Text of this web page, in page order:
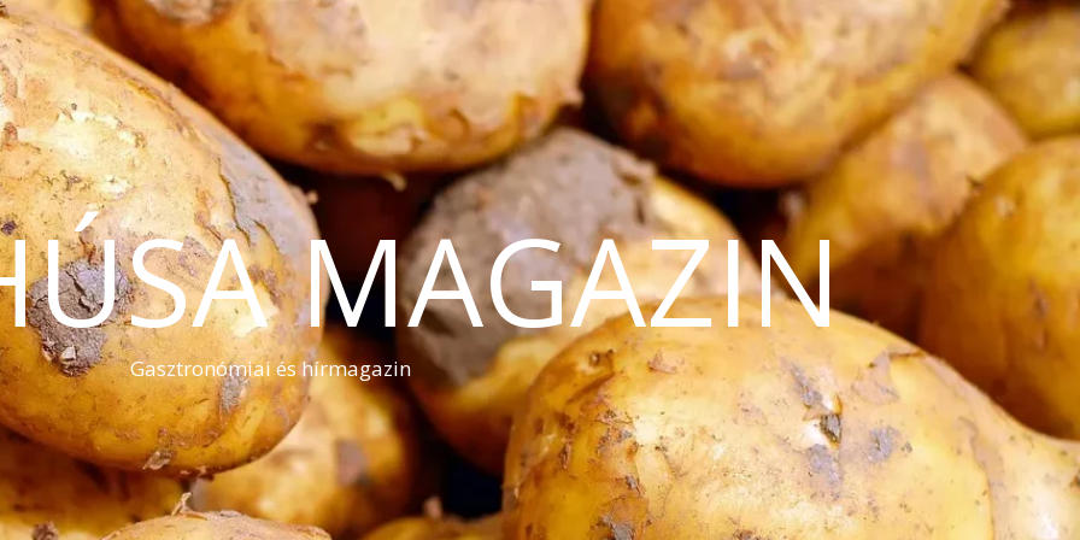
MAGAZIN
Gasztronómiai és hírmagazin